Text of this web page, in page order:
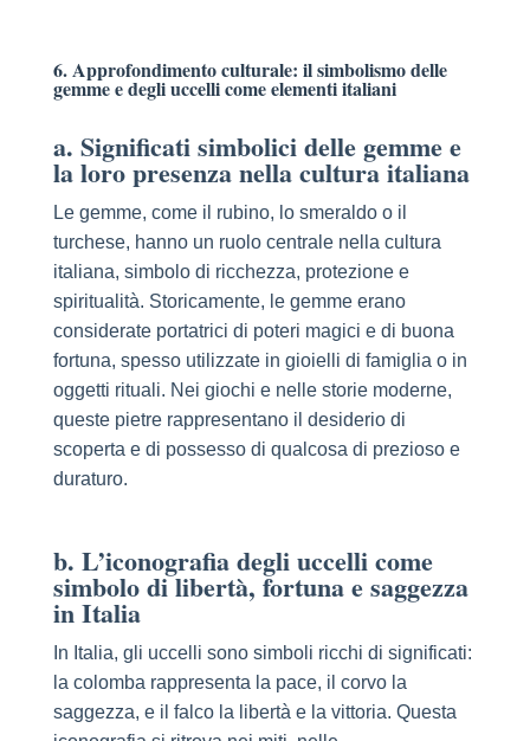
6. Approfondimento culturale: il simbolismo delle
gemme e degli uccelli come elementi italiani
a. Significati simbolici delle gemme e
la loro presenza nella cultura italiana
Le gemme, come il rubino, lo smeraldo o il
turchese, hanno un ruolo centrale nella cultura
italiana, simbolo di ricchezza, protezione e
spiritualità. Storicamente, le gemme erano
considerate portatrici di poteri magici e di buona
fortuna, spesso utilizzate in gioielli di famiglia o in
oggetti rituali. Nei giochi e nelle storie moderne,
queste pietre rappresentano il desiderio di
scoperta e di possesso di qualcosa di prezioso e
duraturo.
b. L’iconografia degli uccelli come
simbolo di libertà, fortuna e saggezza
in Italia
In Italia, gli uccelli sono simboli ricchi di significati:
la colomba rappresenta la pace, il corvo la
saggezza, e il falco la libertà e la vittoria. Questa